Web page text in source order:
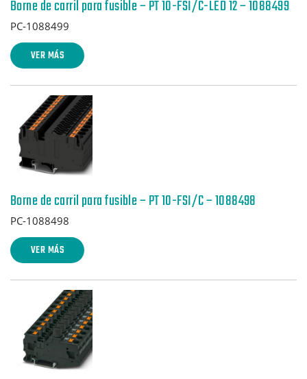
Borne de carril para fusible – PT 10-FSI/C-LED 12 – 1088499
PC-1088499
VER MÁS
Borne de carril para fusible – PT 10-FSI/C – 1088498
PC-1088498
VER MÁS